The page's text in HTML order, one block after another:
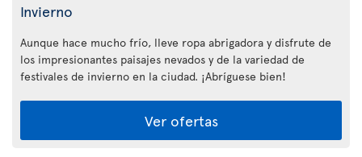
Invierno
Aunque hace mucho frío, lleve ropa abrigadora y disfrute de
los impresionantes paisajes nevados y de la variedad de
festivales de invierno en la ciudad. ¡Abríguese bien!
Ver ofertas